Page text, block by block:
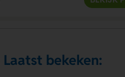
Laatst bekeken: